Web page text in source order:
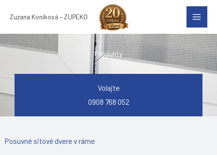
obsah
Zuzana Koníková – ZUPEKO
Produkty
Volajte
0908 768 052
Posuvné sitové dvere v ráme